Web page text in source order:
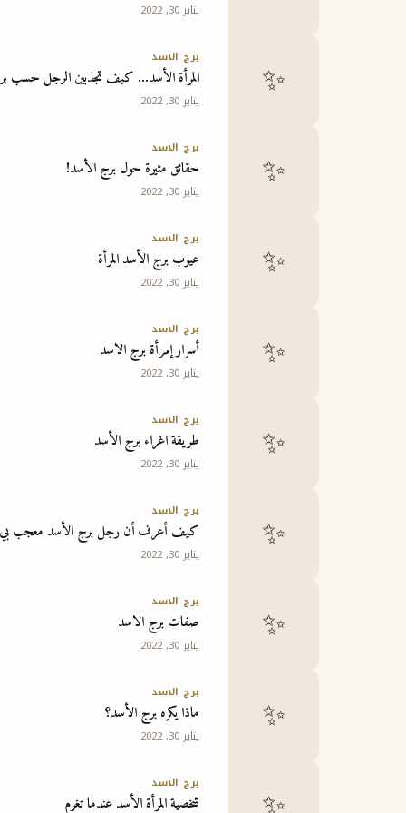
يناير 30, 2022
✨ برج الاسد
المرأة الأسد… كيف تجذبين الرجل حسب
يناير 30, 2022
✨ برج الاسد
حقائق مثيرة حول برج الأسد!
يناير 30, 2022
✨ برج الاسد
عيوب برج الأسد المرأة
يناير 30, 2022
✨ برج الاسد
أسرار إمرأة برج الاسد
يناير 30, 2022
✨ برج الاسد
طريقة اغراء برج الأسد
يناير 30, 2022
✨ برج الاسد
كيف أعرف أن رجل برج الأسد معجب
يناير 30, 2022
✨ برج الاسد
صفات برج الاسد
يناير 30, 2022
✨ برج الاسد
ماذا يكره برج الأسد؟
يناير 30, 2022
برج الاسد
شخصية المرأة الأسد عندما تغرم